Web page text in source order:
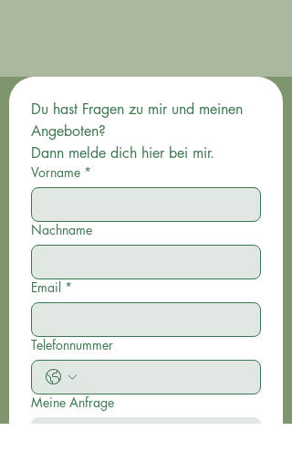
Du hast Fragen zu mir und meinen
Dann melde dich hier bei mir.
Vorname *
Nachname
Email *
Telefonnummer
Meine Anfrage